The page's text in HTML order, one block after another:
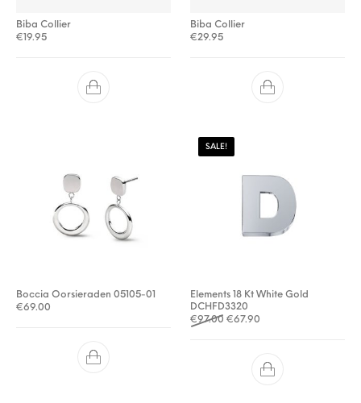
Biba Collier
€19.95
Biba Collier
€29.95
Boccia Oorsieraden 05105-01
€69.00
SALE!
Elements 18 Kt White Gold
DCHFD3320
€97.00 Oorspronkelijke prijs was:
€67.90